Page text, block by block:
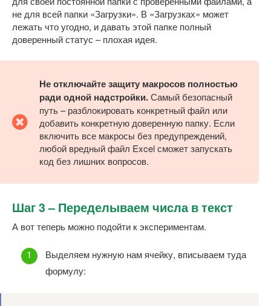
не для всей папки «Загрузки». В «Загрузках» может
лежать что угодно, и давать этой папке полный
доверенный статус – плохая идея.
Не отключайте защиту макросов полностью
ради одной надстройки.Самый безопасный
путь – разблокировать конкретный файл или
добавить конкретную доверенную папку. Если
включить все макросы без предупреждений,
любой вредный файл Excel сможет запускать
код без лишних вопросов.
Шаг 3 – Переделываем числа в текст
А вот теперь можно подойти к экспериментам.
Выделяем нужную нам ячейку, вписываем туда
формулу: